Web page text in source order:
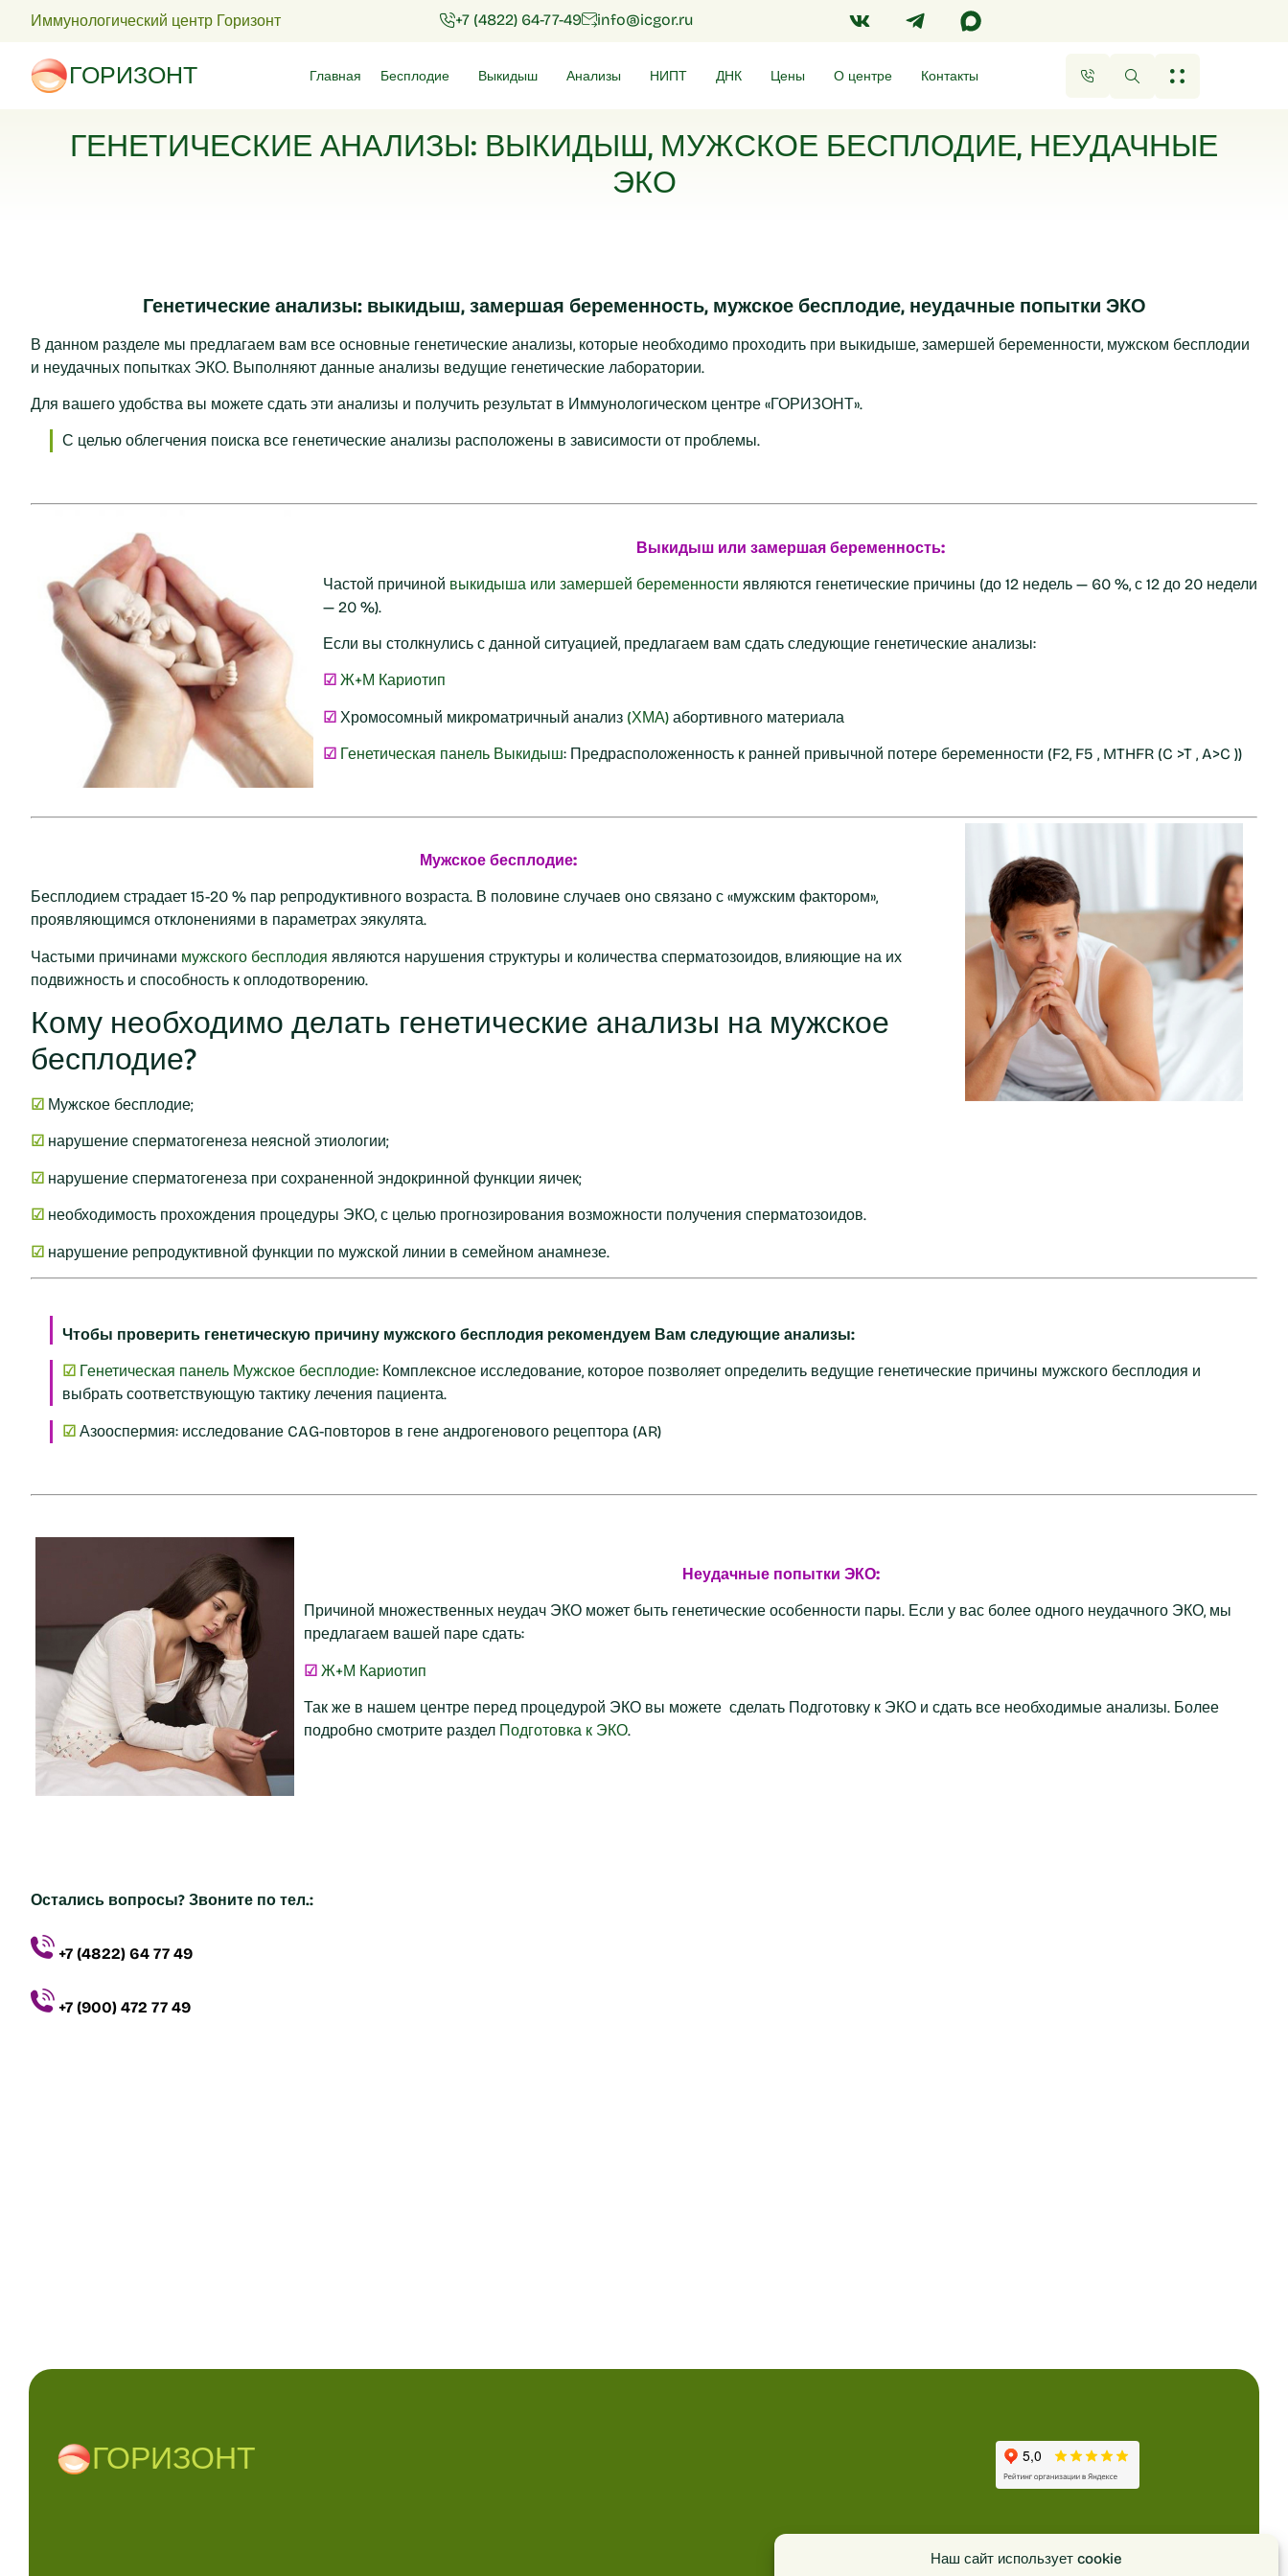
Наш сайт использует cookie
Иммунологический центр Горизонт +7 (4822) 64-77-49 info@icgor.ru
ГОРИЗОНТ Главная Бесплодие Выкидыш Анализы НИПТ ДНК Цены О центре Контакты
ГЕНЕТИЧЕСКИЕ АНАЛИЗЫ: ВЫКИДЫШ, МУЖСКОЕ БЕСПЛОДИЕ, НЕУДАЧНЫЕ
ЭКО
Генетические анализы: выкидыш, замершая беременность, мужское бесплодие, неудачные попытки ЭКО
В данном разделе мы предлагаем вам все основные генетические анализы, которые необходимо проходить при выкидыше, замершей беременности, мужском бесплодии
и неудачных попытках ЭКО. Выполняют данные анализы ведущие генетические лаборатории.
Для вашего удобства вы можете сдать эти анализы и получить результат в Иммунологическом центре «ГОРИЗОНТ».
С целью облегчения поиска все генетические анализы расположены в зависимости от проблемы.
Выкидыш или замершая беременность:
Частой причиной выкидыша или замершей беременности являются генетические причины (до 12 недель — 60 %, с 12 до 20 недели
— 20 %).
Если вы столкнулись с данной ситуацией, предлагаем вам сдать следующие генетические анализы:
☑ Ж+М Кариотип
☑ Хромосомный микроматричный анализ (ХМА) абортивного материала
☑ Генетическая панель Выкидыш: Предрасположенность к ранней привычной потере беременности (F2, F5 , MTHFR (C >T , A>C ))
Мужское бесплодие:
Бесплодием страдает 15-20 % пар репродуктивного возраста. В половине случаев оно связано с «мужским фактором»,
проявляющимся отклонениями в параметрах эякулята.
Частыми причинами мужского бесплодия являются нарушения структуры и количества сперматозоидов, влияющие на их
подвижность и способность к оплодотворению.
Кому необходимо делать генетические анализы на мужское
бесплодие?
☑ Мужское бесплодие;
☑ нарушение сперматогенеза неясной этиологии;
☑ нарушение сперматогенеза при сохраненной эндокринной функции яичек;
☑ необходимость прохождения процедуры ЭКО, с целью прогнозирования возможности получения сперматозоидов.
☑ нарушение репродуктивной функции по мужской линии в семейном анамнезе.
Чтобы проверить генетическую причину мужского бесплодия рекомендуем Вам следующие анализы:
☑ Генетическая панель Мужское бесплодие: Комплексное исследование, которое позволяет определить ведущие генетические причины мужского бесплодия и
выбрать соответствующую тактику лечения пациента.
☑ Азооспермия: исследование CAG-повторов в гене андрогенового рецептора (AR)
Неудачные попытки ЭКО:
Причиной множественных неудач ЭКО может быть генетические особенности пары. Если у вас более одного неудачного ЭКО, мы
предлагаем вашей паре сдать:
☑ Ж+М Кариотип
Так же в нашем центре перед процедурой ЭКО вы можете сделать Подготовку к ЭКО и сдать все необходимые анализы. Более
подробно смотрите раздел Подготовка к ЭКО.
Остались вопросы? Звоните по тел.:
+7 (4822) 64 77 49
+7 (900) 472 77 49
ГОРИЗОНТ